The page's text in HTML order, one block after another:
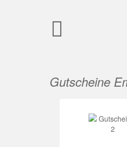
Gutscheine